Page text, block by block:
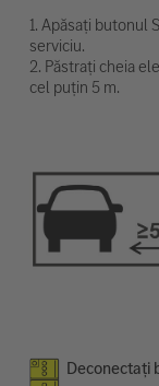
1. Apăsați butonul
serviciu.
2. Păstrați cheia
cel puțin 5 m.
Deconectați